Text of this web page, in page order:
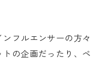
フルエンサーの方々
の企画だったり、ペ